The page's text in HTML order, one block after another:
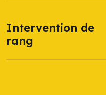
Intervention de
rang